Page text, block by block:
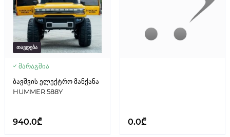
თავდება
მარაგშია
ბავშვის ელექტრო მანქანა
HUMMER 588Y
940.0₾ 0.0₾